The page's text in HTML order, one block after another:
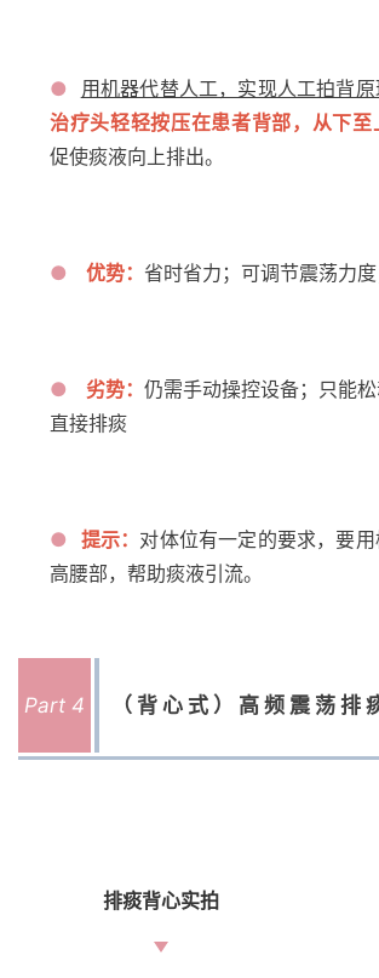
● 用机器代替人工，实现人工拍背
治疗头轻轻按压在患者背部，从下至
促使痰液向上排出。
● 优势： 省时省力；可调节震荡力度
● 劣势： 仍需手动操控设备；只能
直接排痰
● 提示： 对体位有一定的要求，要
高腰部，帮助痰液引流。
Part 4 （背心式）高频震荡排
排痰背心实拍